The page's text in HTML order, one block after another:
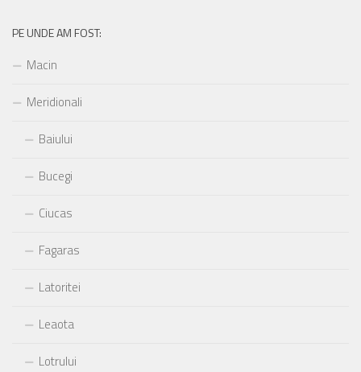
PE UNDE AM FOST:
Macin
Meridionali
Baiului
Bucegi
Ciucas
Fagaras
Latoritei
Leaota
Lotrului